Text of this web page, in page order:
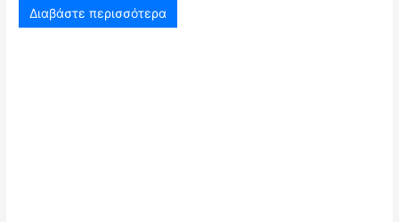
Διαβάστε περισσότερα